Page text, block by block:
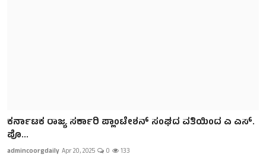
ಕರ್ನಾಟಕ ರಾಜ್ಯ ಸರ್ಕಾರಿ ಪ್ಲಾಂಟೇಶನ್ ಸಂಘದ ವತಿಯಿಂದ ಎ ಎಸ್.
ಪೊ...
admincoorgdaily Apr 20, 2025 0 133